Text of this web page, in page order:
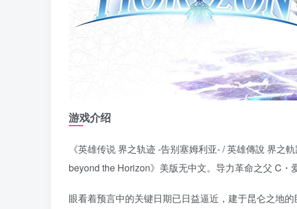
游戏介绍
《英雄传说 界之轨迹 -告别塞姆利亚- / 英雄傳說 界之
beyond the Horizon》美版无中文。导力革命之父 C
眼看着预言中的关键日期已日益逼近，建于昆仑之地的